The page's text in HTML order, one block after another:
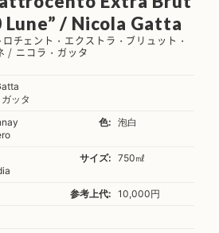
Lune” / Nicola Gatta
ロチェント・エクストラ・ブリュット・
/ ニコラ・ガッタ
ッタ
色: 泡白
サイズ: 750㎖
参考上代:
10,000円